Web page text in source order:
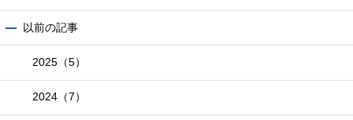
以前の記事
2025（5）
2024（7）